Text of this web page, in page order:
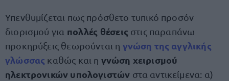
Υπενθυμίζεται πως πρόσθετο τυπικό προσόν
διορισμού για πολλές θέσεις στις παραπάνω
προκηρύξεις θεωρούνται η γνώση της αγγλικής
γλώσσας καθώς και η γνώση χειρισμού
ηλεκτρονικών υπολογιστών στα αντικείμενα: α)